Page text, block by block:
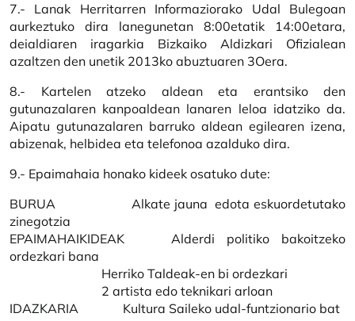
7.- Lanak Herritarren Informaziorako Udal Bulegoan
aurkeztuko dira lanegunetan 8:00etatik 14:00etara,
deialdiaren iragarkia Bizkaiko Aldizkari Ofizialean
azaltzen den unetik 2013ko abuztuaren 3Oera.
8.- Kartelen atzeko aldean eta erantsiko den
gutunazalaren kanpoaldean lanaren leloa idatziko da.
Aipatu gutunazalaren barruko aldean egilearen izena,
abizenak, helbidea eta telefonoa azalduko dira.
9.- Epaimahaia honako kideek osatuko dute:
BURUA Alkate jauna edota eskuordetutako
zinegotzia
EPAIMAHAIKIDEAK Alderdi politiko bakoitzeko
ordezkari bana
Herriko Taldeak-en bi ordezkari
2 artista edo teknikari arloan
IDAZKARIA Kultura Saileko udal-funtzionario bat